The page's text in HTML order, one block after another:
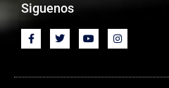
Siguenos